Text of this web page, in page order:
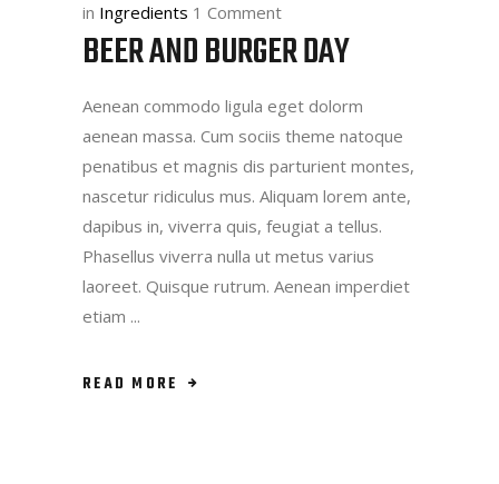
in Ingredients 1 Comment
BEER AND BURGER DAY
Aenean commodo ligula eget dolorm
aenean massa. Cum sociis theme natoque
penatibus et magnis dis parturient montes,
nascetur ridiculus mus. Aliquam lorem ante,
dapibus in, viverra quis, feugiat a tellus.
Phasellus viverra nulla ut metus varius
laoreet. Quisque rutrum. Aenean imperdiet
etiam
READ MORE